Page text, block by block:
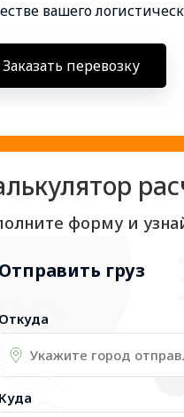
вашего
Заказать перевозку
форму и
Отправить груз
Откуда
Куда